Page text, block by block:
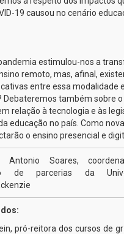
19 causou no cenário
estimulou-nos a
remoto, mas, afinal,
entre essa modalidade
Debateremos também sobre o
relação à tecnologia e às
educação no país. Como
o ensino presencial e
Antonio Soares,
de parcerias da
pró-reitora dos cursos de